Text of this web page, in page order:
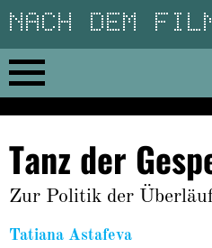
Direkt
zum
Inhalt
Home
No 23
Tanz der
Zur Politik der
Tatiana Astafeva